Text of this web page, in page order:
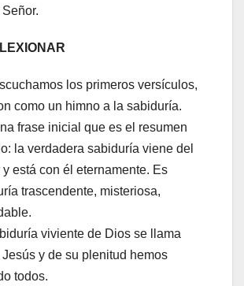
los primeros versículos,
como un himno a la sabiduría.
frase inicial que es el resumen
la verdadera sabiduría viene del
y está con él eternamente. Es
trascendente, misteriosa,
viviente de Dios se llama
y de su plenitud hemos
todos.